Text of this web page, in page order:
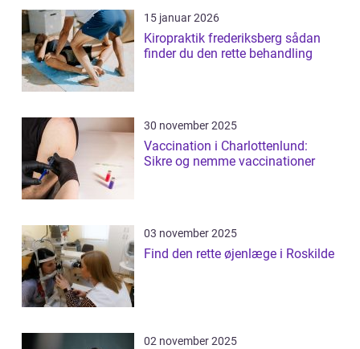
15 januar 2026
Kiropraktik frederiksberg sådan
finder du den rette behandling
30 november 2025
Vaccination i Charlottenlund:
Sikre og nemme vaccinationer
03 november 2025
Find den rette øjenlæge i Roskilde
02 november 2025